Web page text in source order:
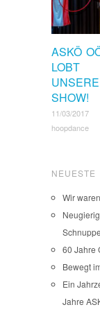
ASKÖ
LOBT
UNSERE
SHOW!
11/03/2017
hoopdance
NEUESTE
Wir
60 Jahre
Bewegt
Ein
Jahre